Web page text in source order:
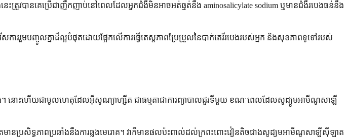
ះត្រូវបានគេប្រើជាញឹកញាប់នៅពេលដែលអ្នកជំងឺមិនអាចអត់ធ្មត់នឹង aminosalicylate sodium ឬមានជំងឺរបេងធន់នឹង
ាររួមបញ្ចូលគ្នាដ៏ល្អបំផុតដោយផ្អែកលើការធ្វើតេស្តភាពប្រែប្រួលនៃបាក់តេរីរបេងរបស់អ្នក និងសុខភាពទូទៅរបស់
។ នោះហើយជាមូលហេតុដែលអ៊ីសូណ្យាហ្សីត ជាធម្មតាជាការព្យាបាលជួរទីមួយ ខណៈពេលដែលសូដ្យូមអាមីណូសាឡី
មានប្រសិទ្ធភាពប្រឆាំងនឹងការឆ្លងមេរោគ។ វាក៏មានផលប៉ះពាល់ដល់ក្រពះពោះវៀនតិចជាងសូដ្យូមអាមីណូសាឡីស៊ីឡាត